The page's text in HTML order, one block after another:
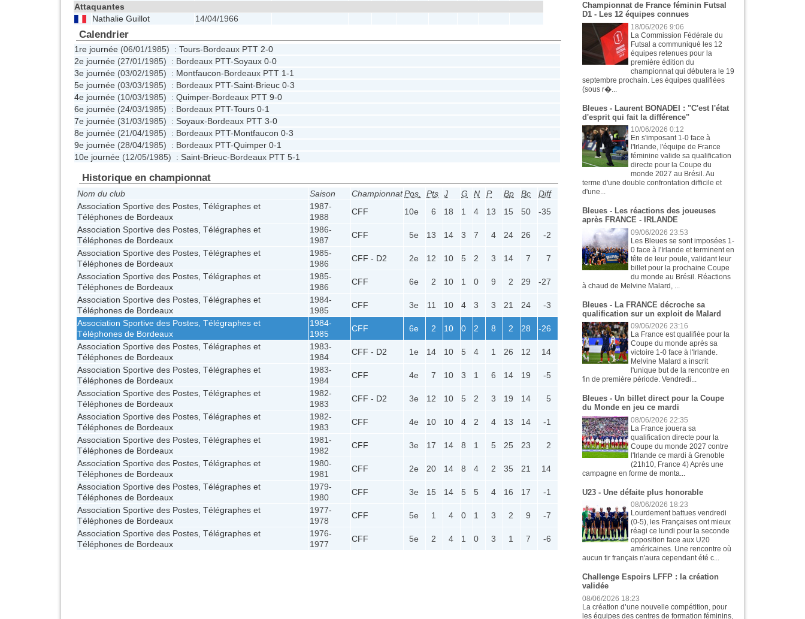
Attaquantes
Nathalie Guillot
14/04/1966
Calendrier
1re journée (06/01/1985) : Tours-Bordeaux PTT 2-0
2e journée (27/01/1985) : Bordeaux PTT-Soyaux 0-0
3e journée (03/02/1985) : Montfaucon-Bordeaux PTT 1-1
5e journée (03/03/1985) : Bordeaux PTT-Saint-Brieuc 0-3
4e journée (10/03/1985) : Quimper-Bordeaux PTT 9-0
6e journée (24/03/1985) : Bordeaux PTT-Tours 0-1
7e journée (31/03/1985) : Soyaux-Bordeaux PTT 3-0
8e journée (21/04/1985) : Bordeaux PTT-Montfaucon 0-3
9e journée (28/04/1985) : Bordeaux PTT-Quimper 0-1
10e journée (12/05/1985) : Saint-Brieuc-Bordeaux PTT 5-1
Historique en championnat
Nom du club Saison ChampionnatPos. Pts J G N P Bp Bc
Diff
Association Sportive des Postes, Télégraphes et
Téléphones de Bordeaux
1987-
1988
CFF 10e 6 18 1 4 13 15 50
-35
Association Sportive des Postes, Télégraphes et
Téléphones de Bordeaux
1986-
1987
CFF 5e 13 14 3 7 4 24 26
-2
Association Sportive des Postes, Télégraphes et
Téléphones de Bordeaux
1985-
1986
CFF - D2 2e 12 10 5 2 3 14 7
7
Association Sportive des Postes, Télégraphes et
Téléphones de Bordeaux
1985-
1986
CFF 6e 2 10 1 0 9 2 29
-27
Association Sportive des Postes, Télégraphes et
Téléphones de Bordeaux
1984-
1985
CFF 3e 11 10 4 3 3 21 24
-3
Association Sportive des Postes, Télégraphes et
Téléphones de Bordeaux
1984-
1985
CFF 6e 2 10 0 2 8 2 28
-26
Association Sportive des Postes, Télégraphes et
Téléphones de Bordeaux
1983-
1984
CFF - D2 1e 14 10 5 4 1 26 12
14
Association Sportive des Postes, Télégraphes et
Téléphones de Bordeaux
1983-
1984
CFF 4e 7 10 3 1 6 14 19
-5
Association Sportive des Postes, Télégraphes et
Téléphones de Bordeaux
1982-
1983
CFF - D2 3e 12 10 5 2 3 19 14
5
Association Sportive des Postes, Télégraphes et
Téléphones de Bordeaux
1982-
1983
CFF 4e 10 10 4 2 4 13 14
-1
Association Sportive des Postes, Télégraphes et
Téléphones de Bordeaux
1981-
1982
CFF 3e 17 14 8 1 5 25 23
2
Association Sportive des Postes, Télégraphes et
Téléphones de Bordeaux
1980-
1981
CFF 2e 20 14 8 4 2 35 21
14
Association Sportive des Postes, Télégraphes et
Téléphones de Bordeaux
1979-
1980
CFF 3e 15 14 5 5 4 16 17
-1
Association Sportive des Postes, Télégraphes et
Téléphones de Bordeaux
1977-
1978
CFF 5e 1 4 0 1 3 2 9
-7
Association Sportive des Postes, Télégraphes et
Téléphones de Bordeaux
1976-
1977
CFF 5e 2 4 1 0 3 1 7 -6
Championnat de France féminin Futsal
D1 - Les 12 équipes connues
18/06/2026 9:06
La Commission Fédérale du
Futsal a communiqué les 12
équipes retenues pour la
première édition du
championnat qui débutera le 19
septembre prochain. Les équipes qualifiées
(sous r�...
Bleues - Laurent BONADEI : "C'est l'état
d'esprit qui fait la différence"
10/06/2026 0:12
En s'imposant 1-0 face à
l'Irlande, l'équipe de France
féminine valide sa qualification
directe pour la Coupe du
monde 2027 au Brésil. Au
terme d'une double confrontation difficile et
d'une...
Bleues - Les réactions des joueuses
après FRANCE - IRLANDE
09/06/2026 23:53
Les Bleues se sont imposées 1-
0 face à l'Irlande et terminent en
tête de leur poule, validant leur
billet pour la prochaine Coupe
du monde au Brésil. Réactions
à chaud de Melvine Malard, ...
Bleues - La FRANCE décroche sa
qualification sur un exploit de Malard
09/06/2026 23:16
La France est qualifiée pour la
Coupe du monde après sa
victoire 1-0 face à l'Irlande.
Melvine Malard a inscrit
l'unique but de la rencontre en
fin de première période. Vendredi...
Bleues - Un billet direct pour la Coupe
du Monde en jeu ce mardi
08/06/2026 22:35
La France jouera sa
qualification directe pour la
Coupe du monde 2027 contre
l'Irlande ce mardi à Grenoble
(21h10, France 4) Après une
campagne en forme de monta...
U23 - Une défaite plus honorable
08/06/2026 18:23
Lourdement battues vendredi
(0-5), les Françaises ont mieux
réagi ce lundi pour la seconde
opposition face aux U20
américaines. Une rencontre où
aucun tir français n'aura cependant été c...
Challenge Espoirs LFFP : la création
validée
08/06/2026 18:23
La création d’une nouvelle compétition, pour
les équipes des centres de formation féminins,